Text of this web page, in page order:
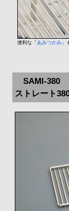
便利な「あみつかみ 」
SAMI-
ストレート